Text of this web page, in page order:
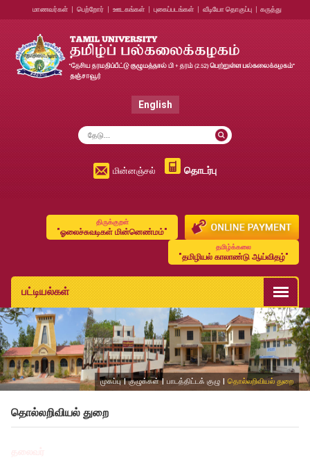
மாணவர்கள் பெற்றோர் ஊடகங்கள் புகைப்படங்கள் வீடியோ தொகுப்பு கருத்து
English
மின்னஞ்சல் தொடர்பு
திருக்குறள்
"ஓலைச்சுவடிகள் மின்னெண்மம்"
தமிழ்க்கலை
"தமிழியல் காலாண்டு ஆய்விதழ்"
பட்டியல்கள்
முகப்பு | குழுக்கள் | பாடத்திட்டக் குழு தொல்லறிவியல் துறை
தொல்லறிவியல் துறை